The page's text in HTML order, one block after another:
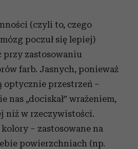
(czyli to, czego
poczuł się lepiej)
przy zastosowaniu
farb. Jasnych, ponieważ
optycznie przestrzeń –
nas „dociskał” wrażeniem,
niż w rzeczywistości.
– zastosowane na
powierzchniach (np.